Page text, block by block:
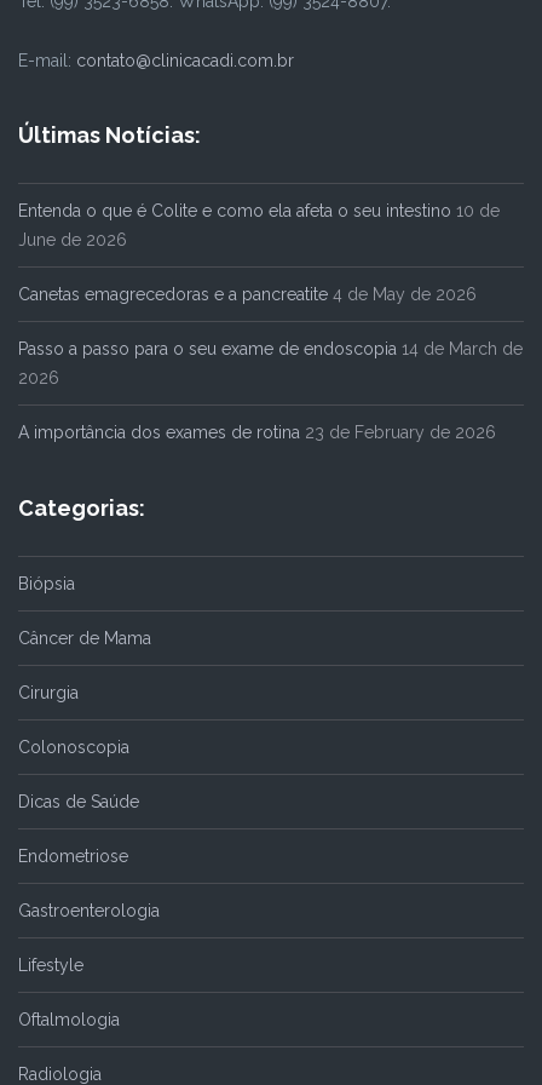
E-mail: contato@clinicacadi.com.br
Últimas Notícias:
Entenda o que é Colite e como ela afeta o seu intestino 10 de
June de 2026
Canetas emagrecedoras e a pancreatite 4 de May de 2026
Passo a passo para o seu exame de endoscopia 14 de March de
2026
A importância dos exames de rotina 23 de February de 2026
Categorias:
Biópsia
Câncer de Mama
Cirurgia
Colonoscopia
Dicas de Saúde
Endometriose
Gastroenterologia
Lifestyle
Oftalmologia
Radiologia